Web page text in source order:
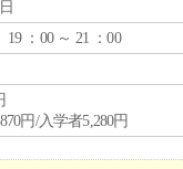
19 ：00 ～ 21 ：00
円/入学者5,280円